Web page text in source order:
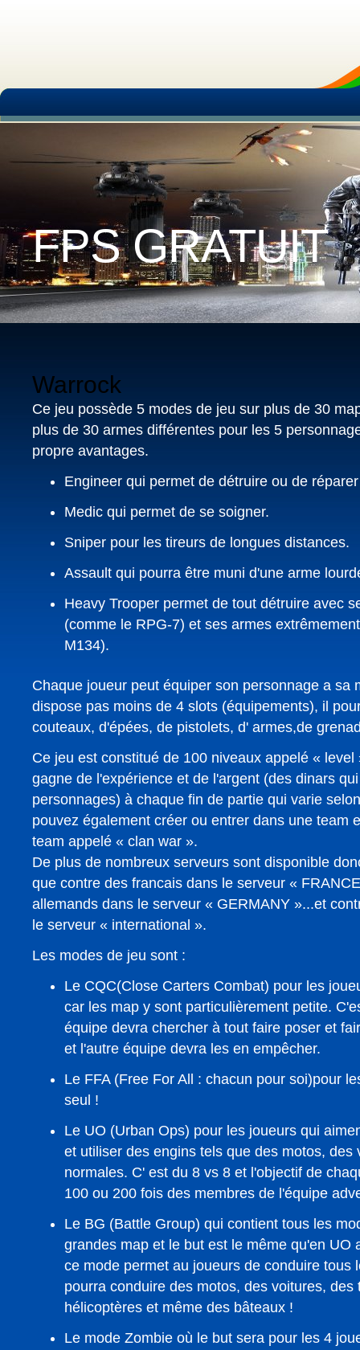
FPS GRATUIT
Warrock
Ce jeu possède 5 modes de jeu sur plus de 30
plus de 30 armes différentes pour les 5
propre avantages.
Engineer qui permet de détruire ou de
Medic qui permet de se soigner.
Sniper pour les tireurs de longues distances.
Assault qui pourra être muni d'une arme
Heavy Trooper permet de tout détruire avec
(comme le RPG-7) et ses armes
M134).
Chaque joueur peut équiper son personnage a sa
dispose pas moins de 4 slots (équipements), il
couteaux, d'épées, de pistolets, d' armes,de
Ce jeu est constitué de 100 niveaux appelé «
gagne de l'expérience et de l'argent (des dinars
personnages) à chaque fin de partie qui varie
pouvez également créer ou entrer dans une team
team appelé « clan war ».
De plus de nombreux serveurs sont disponible
que contre des francais dans le serveur «
allemands dans le serveur « GERMANY »...et
le serveur « international ».
Les modes de jeu sont :
Le CQC(Close Carters Combat) pour les
car les map y sont particulièrement petite.
équipe devra chercher à tout faire poser et
et l'autre équipe devra les en empêcher.
Le FFA (Free For All : chacun pour soi)pour
seul !
Le UO (Urban Ops) pour les joueurs qui
et utiliser des engins tels que des motos, des
normales. C' est du 8 vs 8 et l'objectif de
100 ou 200 fois des membres de l'équipe
Le BG (Battle Group) qui contient tous les
grandes map et le but est le même qu'en UO
ce mode permet au joueurs de conduire tous
pourra conduire des motos, des voitures, des
hélicoptères et même des bâteaux !
Le mode Zombie où le but sera pour les 4